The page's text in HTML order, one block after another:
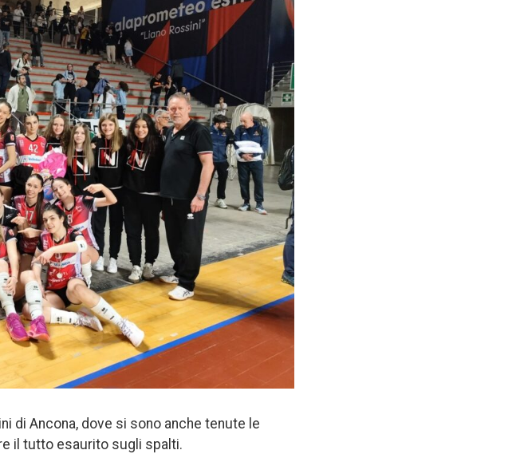
di Ancona, dove si sono anche tenute le
il tutto esaurito sugli spalti.